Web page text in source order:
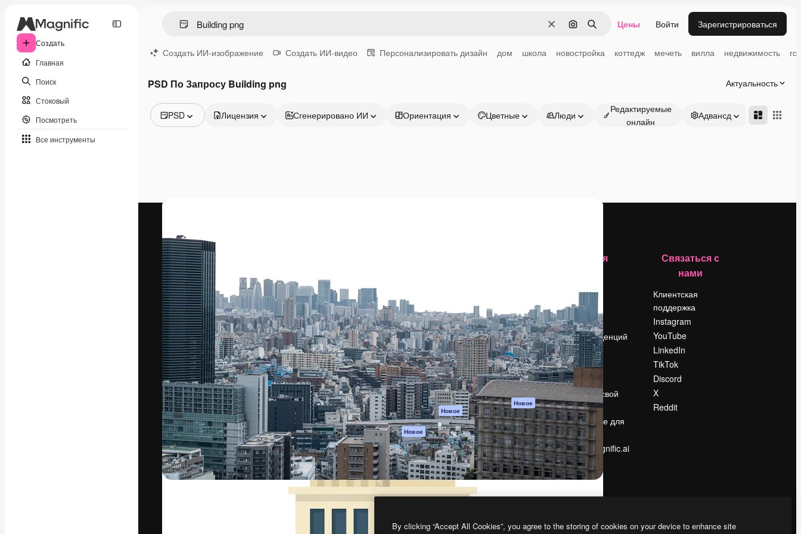
Создать
Главная
Поиск
Стоковый
Посмотреть
Все инструменты
ОчиститьПоиск по изображению
Поиск Цены Войти Зарегистрироваться
Создать ИИ-изображение Создать ИИ-видео Персонализировать дизайн дом школа новостройка коттедж мечеть вилла недвижимость
PSD По Запросу Building png Актуальность
PSD
Видео
Видеошаблоны
Иконки
3D-модели
Шрифты
Лицензия Сгенерировано ИИ Ориентация Цветные Люди
Редактируемые
онлайн
Адвансд
Креативная платформа для создания
ваших лучших работ. Более 1 миллиона
подписчиков среди креаторов,
предприятий, агентств и студий.
Pусский
ИИ-помощник
Генератор
изображений ИИ
Генератор видео
ИИ
Генератор голоса
на основе ИИ
Стоковый контент
MCP для
Claude/ChatGPT
Новое
Агенты Новое
API
Мобильное
приложение
Все инструменты
Magnific
Пакету ИИ
Служба
поддержки
Условия и
положения
Политика
конфиденциальности
Оригиналы Новое
Политика файлов
cookie
Центр доверия
Партнеры
Предприятие
Компания
О нас
Reviews
Вакансии
Поиск тенденций
Блог
События
Slidesgo
Продайте свой
контент
Помещение для
прессы
Ищете magnific.ai
Связаться с
нами
Клиентская
поддержка
Instagram
YouTube
LinkedIn
TikTok
Discord
X
Reddit
By clicking “Accept All Cookies”, you agree to the storing of cookies on your device to enhance site